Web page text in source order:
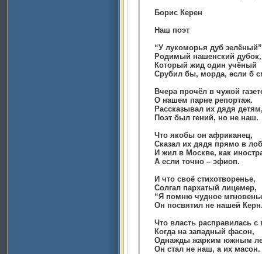
Борис Керен
Наш поэт
“У лукоморья дуб
Родимый нашенский дубок,
Который жид один учёный
Срубил бы, морда, если б
Вчера прочёл в чужой
О нашем парне репортаж.
Рассказывал их дядя
Поэт был гений, но не наш.
Что якобы он африканец,
Сказал их дядя прямо в
И жил в Москве, как
А если точно – эфиоп.
И что своё стихотворенье,
Солгал пархатый лицемер,
“Я помню чудное
Он посвятил не нашей
Что власть расправилась с
Когда на западный фасон,
Однажды жарким южным
Он стал не наш, а их масон.